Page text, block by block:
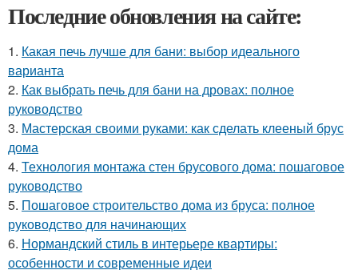
Последние обновления на сайте:
1. Какая печь лучше для бани: выбор идеального
варианта
2. Как выбрать печь для бани на дровах: полное
руководство
3. Мастерская своими руками: как сделать клееный брус
дома
4. Технология монтажа стен брусового дома: пошаговое
руководство
5. Пошаговое строительство дома из бруса: полное
руководство для начинающих
6. Нормандский стиль в интерьере квартиры:
особенности и современные идеи